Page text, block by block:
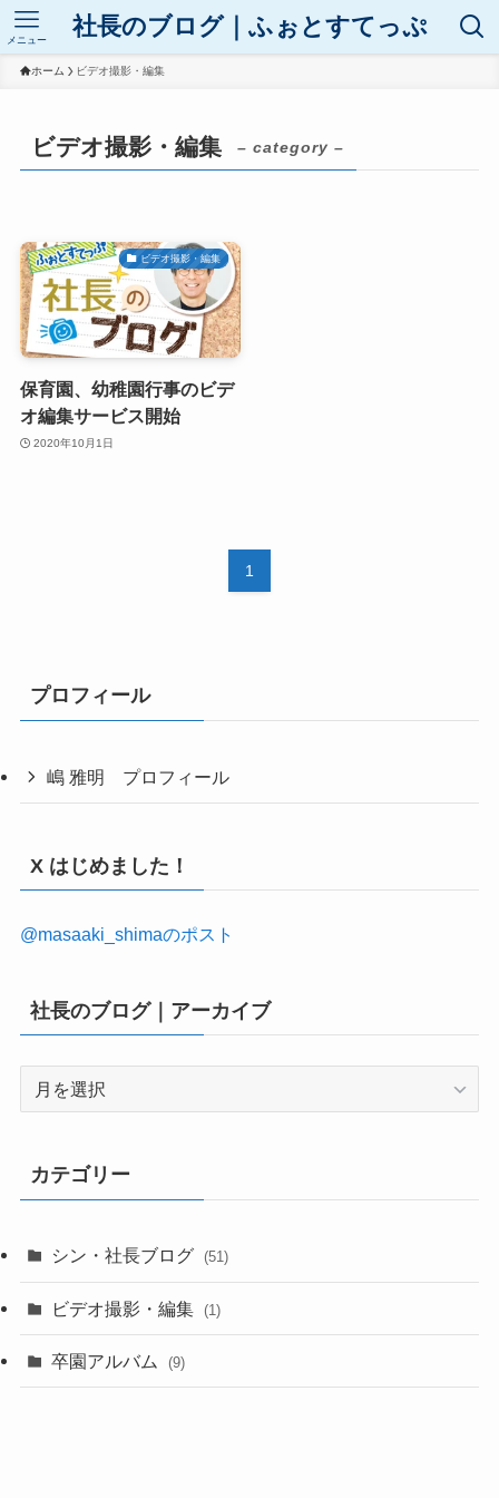
社長のブログ｜ふぉとすてっぷ
メニュー
ホーム ビデオ撮影・編集
ビデオ撮影・編集 – category –
ビデオ撮影・編集
保育園、幼稚園行事のビデ
オ編集サービス開始
2020年10月1日
1
プロフィール
嶋 雅明 プロフィール
X はじめました！
@masaaki_shimaのポスト
社長のブログ｜アーカイブ
ロ
｜
ー
イ
ブ
カテゴリー
シン・社長ブログ (51)
ビデオ撮影・編集 (1)
卒園アルバム (9)